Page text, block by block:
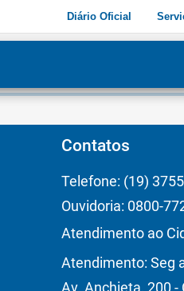
Diário Oficial
Contatos
Telefone: (19)
Ouvidoria: 0800-
Atendimento ao
Atendimento: Seg
Av. Anchieta, 200 -